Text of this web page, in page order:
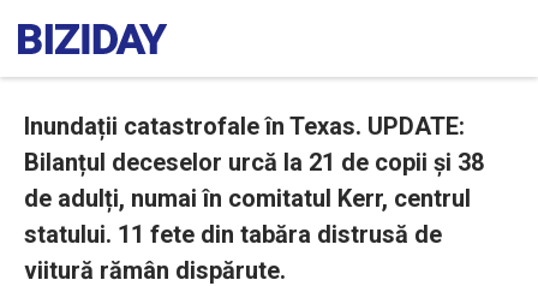
Inundații catastrofale în Texas. UPDATE:
Bilanțul deceselor urcă la 21 de copii și 38
de adulți, numai în comitatul Kerr, centrul
statului. 11 fete din tabăra distrusă de
viitură rămân dispărute.